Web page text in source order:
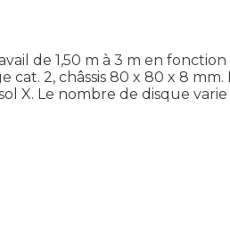
de 1,50 m à 3 m en
2, châssis 80 x 80 x 8
X. Le nombre de disque